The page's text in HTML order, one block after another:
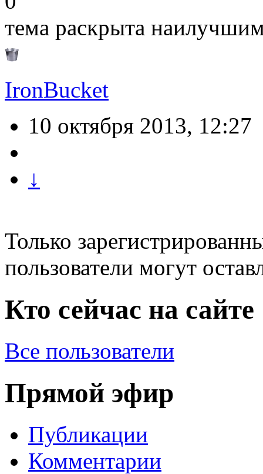
тема раскрыта
IronBucket
10 октября 2013, 12:27
↓
Только
пользователи могут
Кто сейчас на сайте
Все пользователи
Прямой эфир
Публикации
Комментарии